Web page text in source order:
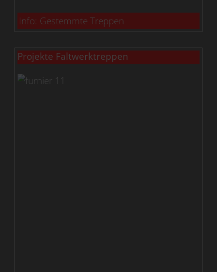
Info: Gestemmte Treppen
Projekte Faltwerktreppen